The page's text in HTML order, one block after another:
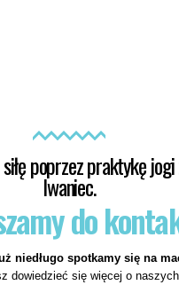
poprzez praktykę
Iwaniec.
do
niedługo spotkamy się na
dowiedzieć się więcej o